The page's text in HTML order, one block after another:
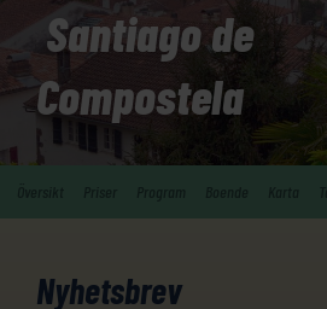
Santiago de
Compostela
Nyhetsbrev